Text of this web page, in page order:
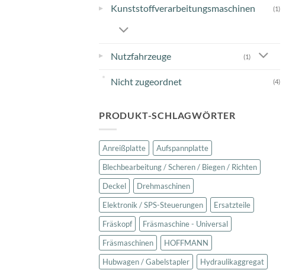
▸ Kunststoffverarbeitungsmaschinen (1)
▸ Nutzfahrzeuge (1)
Nicht zugeordnet (4)
PRODUKT-SCHLAGWÖRTER
Anreißplatte
Aufspannplatte
Blechbearbeitung / Scheren / Biegen / Richten
Deckel
Drehmaschinen
Elektronik / SPS-Steuerungen
Ersatzteile
Fräskopf
Fräsmaschine - Universal
Fräsmaschinen
HOFFMANN
Hubwagen / Gabelstapler
Hydraulikaggregat